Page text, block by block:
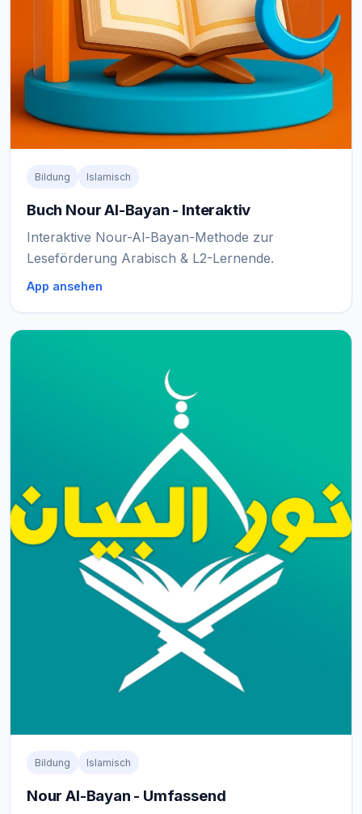
Bildung Islamisch
Buch Nour Al-Bayan - Interaktiv
Interaktive Nour-Al-Bayan-Methode zur
Leseförderung Arabisch & L2-Lernende.
App ansehen
Bildung Islamisch
Nour Al-Bayan - Umfassend